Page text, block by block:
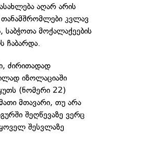
აღარ არის
კვლავ
საბჭოთა მოქალაქეების
ჩაბარდა.
ძირითადად
იზოლაციაში
(ნომერი 22)
მთავარი, თუ არა
შეღწევაზე ვერც
ყოველ შესვლაზე